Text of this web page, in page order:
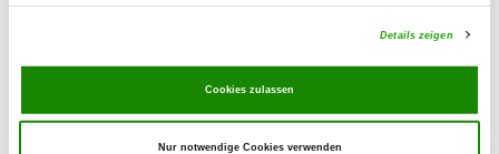
Details zeigen
Cookies zulassen
Nur notwendige Cookies verwenden